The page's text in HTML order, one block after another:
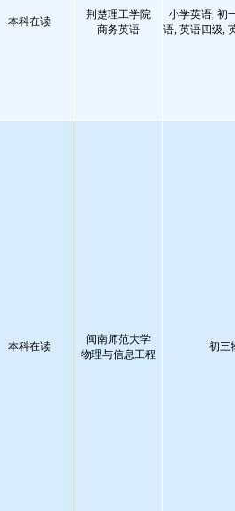
本科在读
荆楚理工学院
商务英语
小学英语, 初
语, 英语四级,
本科在读
闽南师范大学
物理与信息工程
初三